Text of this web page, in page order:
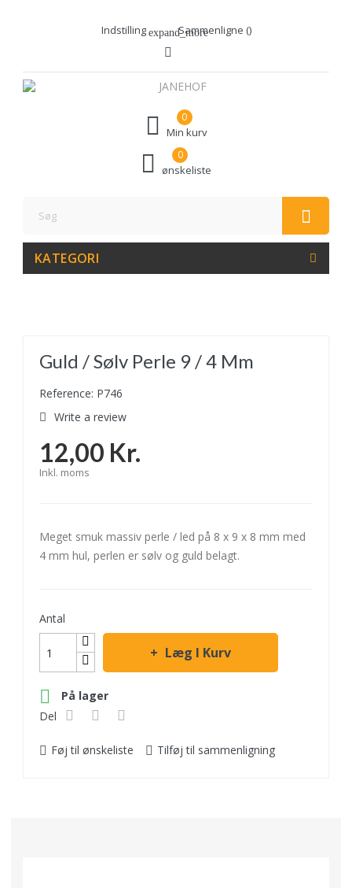
Indstilling expand_moreSammenligne ()
0
Min kurv
ønskeliste
0
KATEGORI
Guld / Sølv Perle 9 / 4 Mm
Reference: P746
Write a review
12,00 Kr.
Inkl. moms
Meget smuk massiv perle / led på 8 x 9 x 8 mm med
4 mm hul, perlen er sølv og guld belagt.
Antal
Læg I Kurv

På lager
Del
Føj til ønskeliste Tilføj til sammenligning